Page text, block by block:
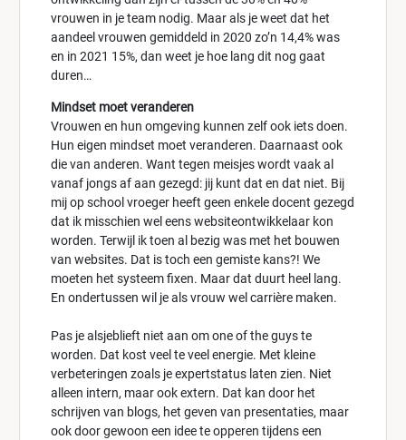
vrouwen in je team nodig. Maar als je weet dat het
aandeel vrouwen gemiddeld in 2020 zo’n 14,4% was
en in 2021 15%, dan weet je hoe lang dit nog gaat
duren…
Mindset moet veranderen
Vrouwen en hun omgeving kunnen zelf ook iets doen.
Hun eigen mindset moet veranderen. Daarnaast ook
die van anderen. Want tegen meisjes wordt vaak al
vanaf jongs af aan gezegd: jij kunt dat en dat niet. Bij
mij op school vroeger heeft geen enkele docent gezegd
dat ik misschien wel eens websiteontwikkelaar kon
worden. Terwijl ik toen al bezig was met het bouwen
van websites. Dat is toch een gemiste kans?! We
moeten het systeem fixen. Maar dat duurt heel lang.
En ondertussen wil je als vrouw wel carrière maken.
Pas je alsjeblieft niet aan om one of the guys te
worden. Dat kost veel te veel energie. Met kleine
verbeteringen zoals je expertstatus laten zien. Niet
alleen intern, maar ook extern. Dat kan door het
schrijven van blogs, het geven van presentaties, maar
ook door gewoon een idee te opperen tijdens een